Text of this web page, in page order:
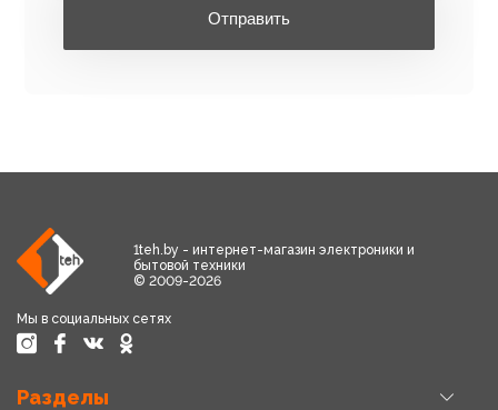
Отправить
1teh.by - интернет-магазин электроники и
бытовой техники
© 2009-2026
Мы в социальных сетях
Разделы